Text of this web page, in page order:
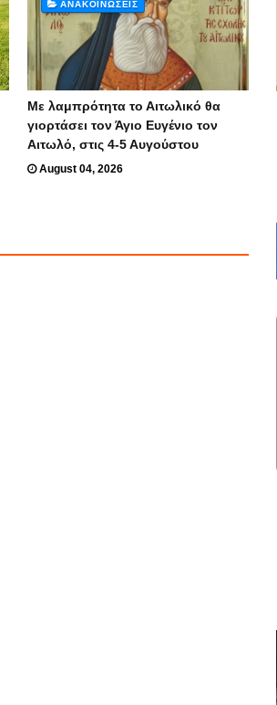
ΑΝΑΚΟΙΝΏΣΕΙΣ
Με λαμπρότητα το Αιτωλικό θα
γιορτάσει τον Άγιο Ευγένιο τον
Αιτωλό, στις 4-5 Αυγούστου
August 04, 2026